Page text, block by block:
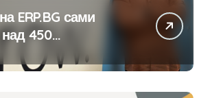
ERP.BG сами
450
за ERP системата
вградения в нея